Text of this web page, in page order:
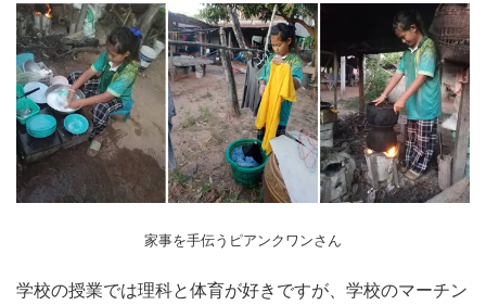
家事を手伝うピアンクワンさん
学校の授業では理科と体育が好きですが、学校のマーチン